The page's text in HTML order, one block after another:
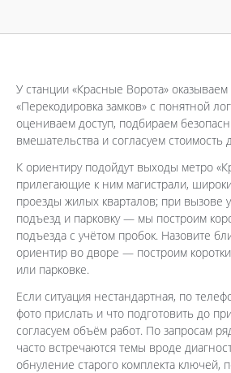
У станции «Красные Ворота» оказываем
«Перекодировка замков» с понятной
оцениваем доступ, подбираем
вмешательства и согласуем стоимость
К ориентиру подойдут выходы метро
прилегающие к ним магистрали,
проезды жилых кварталов; при вызове
подъезд и парковку — мы построим
подъезда с учётом пробок. Назовите
ориентир во дворе — построим
или парковке.
Если ситуация нестандартная, по
фото прислать и что подготовить до
согласуем объём работ. По запросам
часто встречаются темы вроде
обнуление старого комплекта ключей,